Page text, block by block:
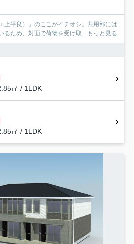
平良）」のここがイチオシ。共用部には
るため、対面で荷物を受け取... もっと見る
㎡ / 1LDK
㎡ / 1LDK